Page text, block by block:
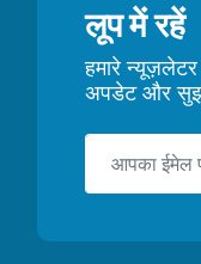
लूप में रहें
हमारे
अपडेट और